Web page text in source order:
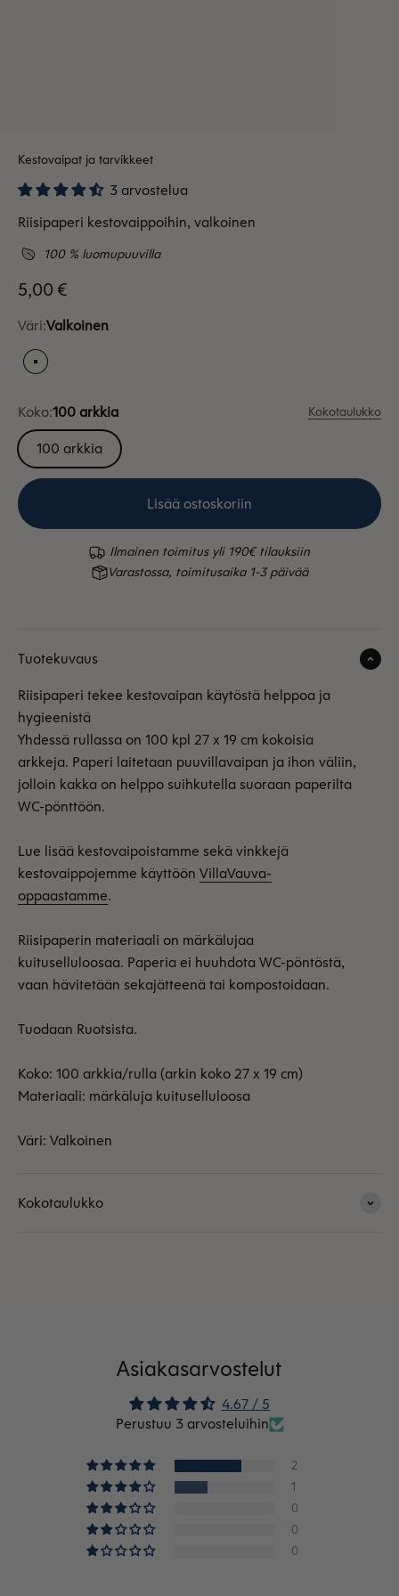
Kestovaipat ja tarvikkeet
3 arvostelua
Riisipaperi kestovaippoihin, valkoinen
100 % luomupuuvilla
Alennushinta
5,00 €
Väri:Valkoinen
Valkoinen
Koko:100 arkkia Kokotaulukko
100 arkkia
Lisää ostoskoriin
Ilmainen toimitus yli 190€ tilauksiin
Varastossa, toimitusaika 1-3 päivää
Tuotekuvaus
Riisipaperi tekee kestovaipan käytöstä helppoa ja
hygieenistä
Yhdessä rullassa on 100 kpl 27 x 19 cm kokoisia
arkkeja. Paperi laitetaan puuvillavaipan ja ihon väliin,
jolloin kakka on helppo suihkutella suoraan paperilta
WC-pönttöön.
Lue lisää kestovaipoistamme sekä vinkkejä
kestovaippojemme käyttöön VillaVauva-
oppaastamme.
Riisipaperin materiaali on märkälujaa
kuituselluloosaa. Paperia ei huuhdota WC-pöntöstä,
vaan hävitetään sekajätteenä tai kompostoidaan.
Tuodaan Ruotsista.
Koko: 100 arkkia/rulla (arkin koko 27 x 19 cm)
Materiaali: märkäluja kuituselluloosa
Väri: Valkoinen
Kokotaulukko
Asiakasarvostelut
4.67 / 5
Perustuu 3 arvosteluihin
2
1
0
0
0